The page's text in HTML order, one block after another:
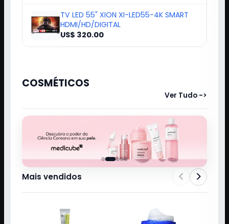
TV LED 55" XION XI-LED55-4K SMART
HDMI/HD/DIGITAL
US$ 320.00
COSMÉTICOS
Ver Tudo ->
Mais vendidos < >